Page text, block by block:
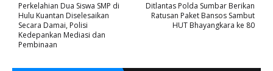
Ditlantas Polda Sumbar Berikan
Ratusan Paket Bansos Sambut
HUT Bhayangkara ke 80
Perkelahian Dua Siswa SMP di
Hulu Kuantan Diselesaikan
Secara Damai, Polisi
Kedepankan Mediasi dan
Pembinaan